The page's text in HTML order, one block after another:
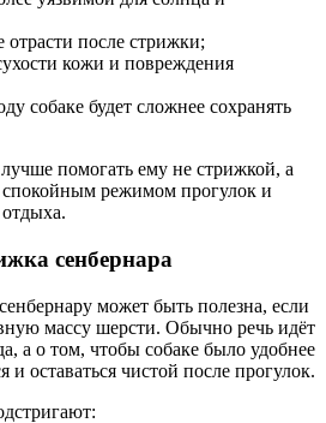
после стрижки;
кожи и повреждения
собаке будет сложнее сохранять
помогать ему не стрижкой, а
режимом прогулок и
сенбернара
может быть полезна, если
массу шерсти. Обычно речь идёт
а о том, чтобы собаке было удобнее
и оставаться чистой после прогулок.